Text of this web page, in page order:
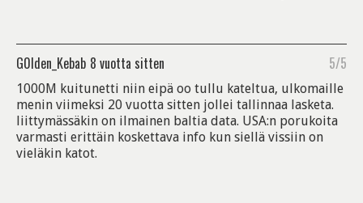
G0lden_Kebab 8 vuotta sitten 5/5
1000M kuitunetti niin eipä oo tullu kateltua, ulkomaille
menin viimeksi 20 vuotta sitten jollei tallinnaa lasketa.
liittymässäkin on ilmainen baltia data. USA:n porukoita
varmasti erittäin koskettava info kun siellä vissiin on
vieläkin katot.